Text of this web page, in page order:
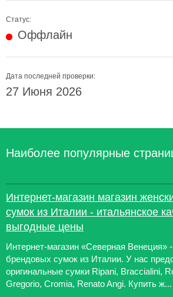
Статус:
Оффлайн
Дата последней проверки:
27 Июня 2026
Наиболее популярные
Интернет-магазин магазин
сумок из Италии - итальянское
выгодные цены
Интернет-магазин «Северная Венеция»
брендовых сумок из Италии. У нас
оригинальные сумки Ripani, Braccialini,
Gregorio, Cromia, Renato Angi. Купить ж...